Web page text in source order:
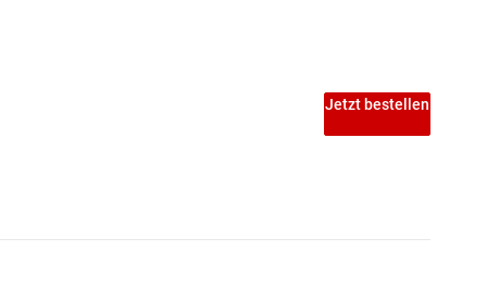
Jetzt bestellen